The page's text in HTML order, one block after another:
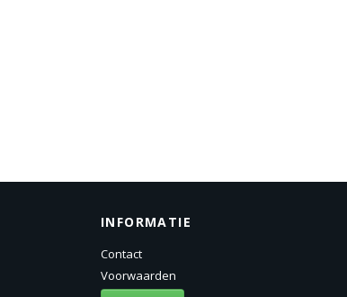
INFORMATIE
Contact
Voorwaarden